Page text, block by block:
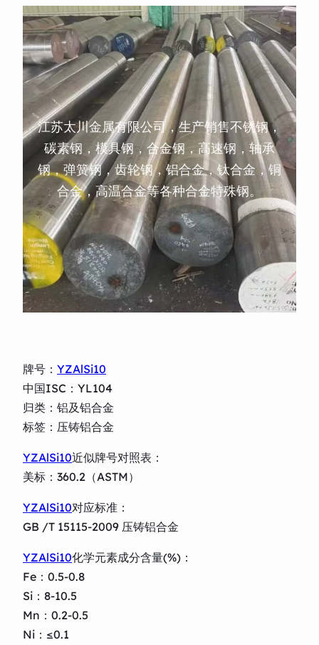
江苏太川金属有限公司，生产销售不锈钢，
碳素钢，模具钢，合金钢，高速钢，轴承
钢，弹簧钢，齿轮钢，铝合金，钛合金，铜
合金，高温合金等各种合金特殊钢。
牌号： YZAlSi10
中国ISC：YL104
归类：铝及铝合金
标签：压铸铝合金
YZAlSi10近似牌号对照表：
美标：360.2（ASTM）
YZAlSi10对应标准：
GB /T 15115-2009 压铸铝合金
YZAlSi10化学元素成分含量(%)：
Fe：0.5-0.8
Si：8-10.5
Mn：0.2-0.5
Ni：≤0.1